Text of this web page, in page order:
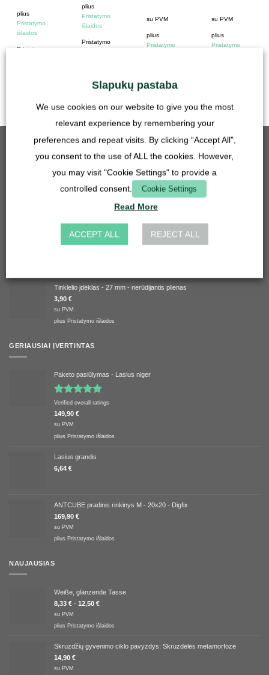
plius
Pristatymo
išlaidos
Pristatymo
plius
Pristatymo
išlaidos
Pristatymo
su PVM
plius
Pristatymo
su PVM
plius
Pristatymo
Tinklelio įdėklas - 50 mm - nerūdijantis plienas
5,90€
Pristatymo išlaidos
Praustuvo žarnos jungtis 27 mm - 14, 16, 20 mm - skaidri
4,90€
Tinklelio įdėklas - 27 mm - nerūdijantis plienas
3,90 €
su PVM
plius Pristatymo išlaidos
GERIAUSIAI ĮVERTINTAS
Paketo pasiūlymas - Lasius niger
Įvertinimas:
5.00iš 5
Verified overall ratings
149,90 €
su PVM
plius Pristatymo išlaidos
Lasius grandis
6,64 €
ANTCUBE pradinis rinkinys M - 20x20 - Digfix
169,90 €
su PVM
plius Pristatymo išlaidos
NAUJAUSIAS
Weiße, glänzende Tasse
8,33 € - 12,50 €
su PVM
plius Pristatymo išlaidos
Skruzdžių gyvenimo ciklo pavyzdys: Skruzdėlės metamorfozė
14,90 €
su PVM
Slapukų pastaba
We use cookies on our website to give you the most
relevant experience by remembering your
preferences and repeat visits. By clicking “Accept All”,
you consent to the use of ALL the cookies. However,
you may visit "Cookie Settings" to provide a
controlled consent.
Cookie Settings
Read More
ACCEPT ALL REJECT ALL